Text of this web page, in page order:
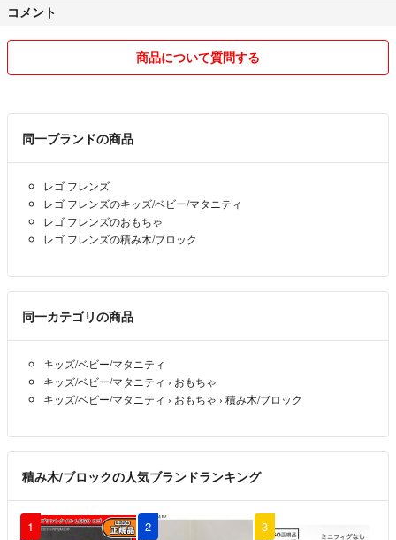
コメント
商品について質問する
同一ブランドの商品
レゴ フレンズ
レゴ フレンズのキッズ/ベビー/マタニティ
レゴ フレンズのおもちゃ
レゴ フレンズの積み木/ブロック
同一カテゴリの商品
キッズ/ベビー/マタニティ
キッズ/ベビー/マタニティ › おもちゃ
キッズ/ベビー/マタニティ › おもちゃ › 積み木/ブロック
積み木/ブロックの人気ブランドランキング
1 2 3